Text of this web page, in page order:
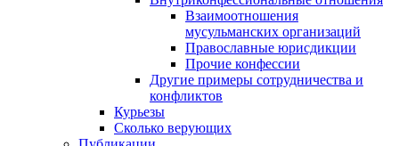
Взаимоотношения
мусульманских организаций
Православные юрисдикции
Прочие конфессии
Другие примеры сотрудничества и
конфликтов
Курьезы
Сколько верующих